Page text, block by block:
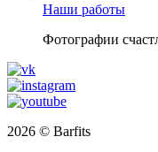
Наши работы
Фотографии
2026 © Barfits